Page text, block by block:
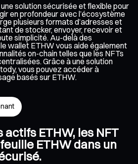
solution sécurisée et flexible pour
en profondeur avec l’écosystème
plusieurs formats d’adresses et
de stocker, envoyer, recevoir et
simplicité. Au-delà des
wallet ETHW vous aide également
on-chain telles que les NFTs
Grâce à une solution
vous pouvez accéder à
basés sur ETHW.
actifs ETHW, les NFT
ETHW dans un